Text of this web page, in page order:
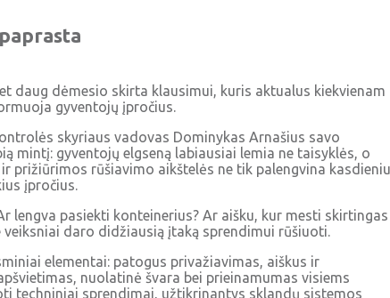
daug dėmesio skirta klausimui, kuris aktualus kiekvienam
gyventojų įpročius.
skyriaus vadovas Dominykas Arnašius savo
mintį: gyventojų elgseną labiausiai lemia ne taisyklės, o
prižiūrimos rūšiavimo aikštelės ne tik palengvina
įpročius.
lengva pasiekti konteinerius? Ar aišku, kur mesti skirtingas
daro didžiausią įtaką sprendimui rūšiuoti.
elementai: patogus privažiavimas, aiškus ir
nuolatinė švara bei prieinamumas visiems
techniniai sprendimai, užtikrinantys sklandų sistemos